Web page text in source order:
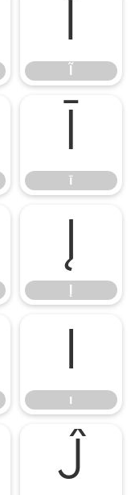
Ĩ
ī
ī
Į
ı
ı
Ĵ